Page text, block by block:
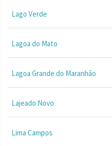
Lago Verde
Lagoa do Mato
Lagoa Grande do Maranhão
Lajeado Novo
Lima Campos